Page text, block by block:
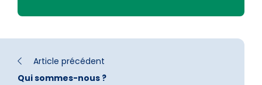
Article précédent
Qui sommes-nous ?